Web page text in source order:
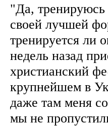
"Да, тренируюсь
своей лучшей
тренируется ли
недель назад
христианский
крупнейшем в
даже там меня
мы не